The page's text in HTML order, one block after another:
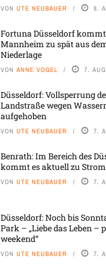
VON UTE NEUBAUER 8.
Fortuna Düsseldorf
Mannheim zu spät aus
Niederlage
VON ANNE VOGEL 7.
Düsseldorf: Vollsperrung
Landstraße wegen
aufgehoben
VON UTE NEUBAUER 7.
Benrath: Im Bereich des
kommt es aktuell zu
VON UTE NEUBAUER 7.
Düsseldorf: Noch bis
Park – „Liebe das Leben –
weekend“
VON UTE NEUBAUER 7.